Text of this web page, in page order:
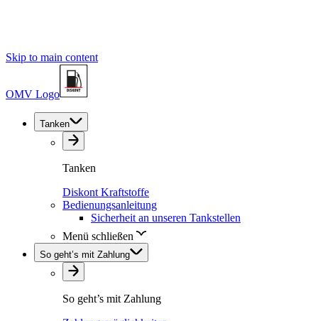
Skip to main content
OMV Logo
Tanken
Tanken
Diskont Kraftstoffe
Bedienungsanleitung
Sicherheit an unseren Tankstellen
Menü schließen
So geht’s mit Zahlung
So geht’s mit Zahlung